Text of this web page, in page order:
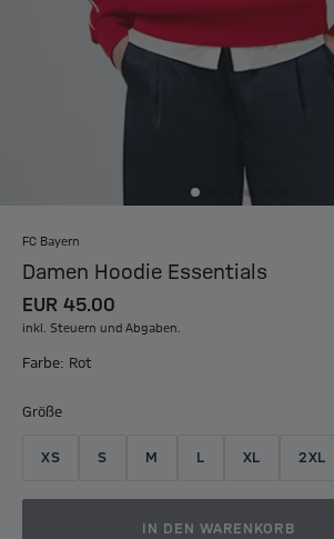
FC Bayern
Damen Hoodie Essentials
EUR 45.00
inkl. Steuern und Abgaben.
Farbe: Rot
Größe
XS S M L XL 2XL
IN DEN WARENKORB